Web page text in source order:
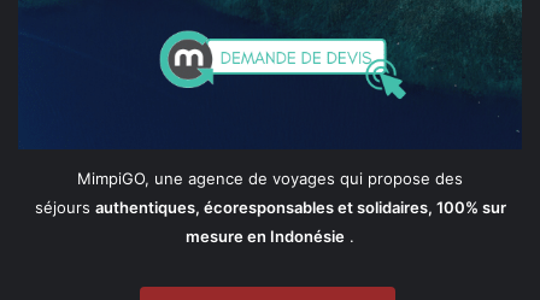
MimpiGO, une agence de voyages qui propose des
séjours authentiques, écoresponsables et solidaires, 100% sur
mesure en Indonésie .